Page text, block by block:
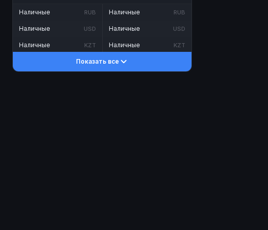
Наличные RUB
Наличные USD
Наличные KZT
Наличные RUB
Наличные USD
Наличные KZT
Показать все